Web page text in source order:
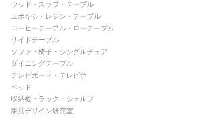
ウッド・スラブ・テーブル
エポキシ・レジン・テーブル
コーヒーテーブル・ローテーブル
サイドテーブル
ソファ・椅子・シングルチェア
ダイニングテーブル
テレビボード・テレビ台
ベッド
収納棚・ラック・シェルフ
家具デザイン研究室